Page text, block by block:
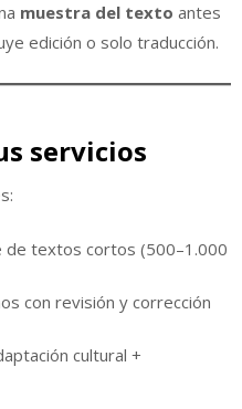
muestra del texto antes
edición o solo traducción.
servicios
de textos cortos (500–1.000
con revisión y corrección
cultural +